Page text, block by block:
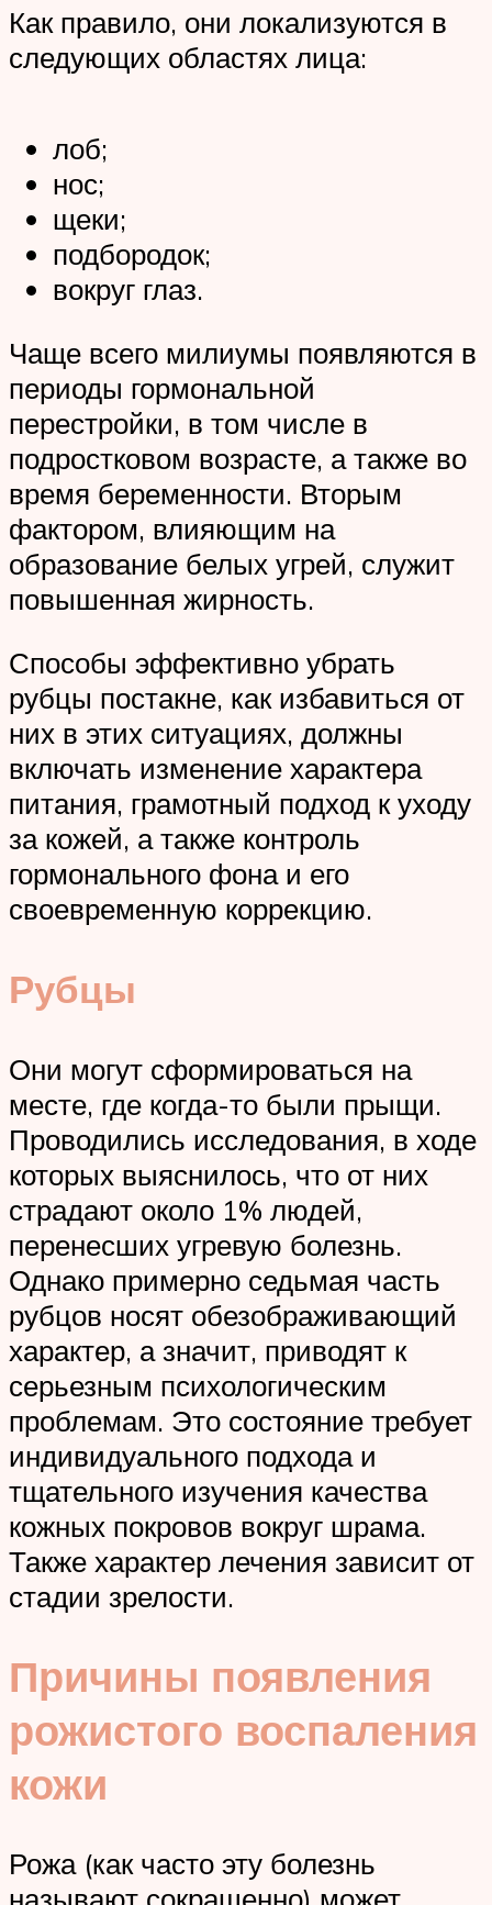
Как правило, они локализуются в
следующих областях лица:
лоб;
нос;
щеки;
подбородок;
вокруг глаз.
Чаще всего милиумы появляются в
периоды гормональной
перестройки, в том числе в
подростковом возрасте, а также во
время беременности. Вторым
фактором, влияющим на
образование белых угрей, служит
повышенная жирность.
Способы эффективно убрать
рубцы постакне, как избавиться от
них в этих ситуациях, должны
включать изменение характера
питания, грамотный подход к уходу
за кожей, а также контроль
гормонального фона и его
своевременную коррекцию.
Рубцы
Они могут сформироваться на
месте, где когда-то были прыщи.
Проводились исследования, в ходе
которых выяснилось, что от них
страдают около 1% людей,
перенесших угревую болезнь.
Однако примерно седьмая часть
рубцов носят обезображивающий
характер, а значит, приводят к
серьезным психологическим
проблемам. Это состояние требует
индивидуального подхода и
тщательного изучения качества
кожных покровов вокруг шрама.
Также характер лечения зависит от
стадии зрелости.
Причины появления
рожистого воспаления
кожи
Рожа (как часто эту болезнь